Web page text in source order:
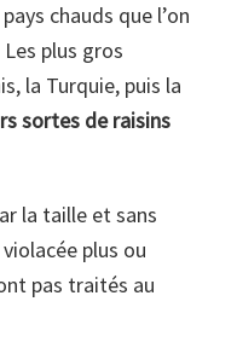
chauds que l’on
plus gros
la Turquie, puis la
sortes de raisins
la taille et sans
plus ou
pas traités au